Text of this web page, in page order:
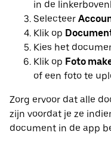
in de
Selecteer
Klik op
Kies het
Klik op Foto
of een foto te
Zorg ervoor dat alle
zijn voordat je ze
document in de app